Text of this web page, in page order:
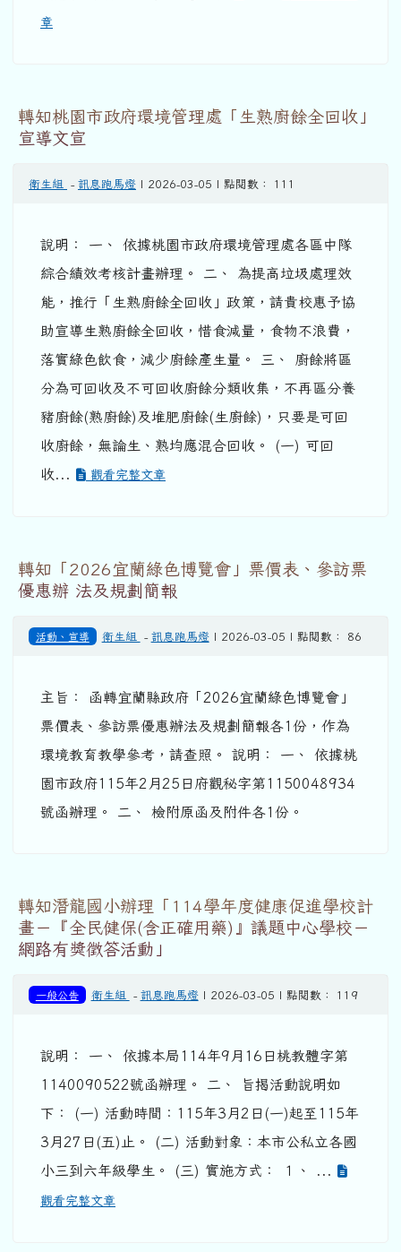
章
轉知桃園市政府環境管理處「生熟廚餘全回收」
宣導文宣
衛生組 - 訊息跑馬燈 | 2026-03-05 | 點閱數： 111
說明： 一、 依據桃園市政府環境管理處各區中隊
綜合績效考核計畫辦理。 二、 為提高垃圾處理效
能，推行「生熟廚餘全回收」政策，請貴校惠予協
助宣導生熟廚餘全回收，惜食減量，食物不浪費，
落實綠色飲食，減少廚餘產生量。 三、 廚餘將區
分為可回收及不可回收廚餘分類收集，不再區分養
豬廚餘(熟廚餘)及堆肥廚餘(生廚餘)，只要是可回
收廚餘，無論生、熟均應混合回收。 (一) 可回
收...
觀看完整文章
轉知「2026宜蘭綠色博覽會」票價表、參訪票
優惠辦 法及規劃簡報
活動、宣導 衛生組 - 訊息跑馬燈| 2026-03-05 | 點閱數： 86
主旨： 函轉宜蘭縣政府「2026宜蘭綠色博覽會」
票價表、參訪票優惠辦法及規劃簡報各1份，作為
環境教育教學參考，請查照。 說明： 一、 依據桃
園市政府115年2月25日府觀秘字第1150048934
號函辦理。 二、 檢附原函及附件各1份。
轉知潛龍國小辦理「114學年度健康促進學校計
畫－『全民健保(含正確用藥)』議題中心學校－
網路有獎徵答活動」
一般公告 衛生組 - 訊息跑馬燈| 2026-03-05 | 點閱數： 119
說明： 一、 依據本局114年9月16日桃教體字第
1140090522號函辦理。 二、 旨揭活動說明如
下： (一) 活動時間：115年3月2日(一)起至115年
3月27日(五)止。 (二) 活動對象：本市公私立各國
小三到六年級學生。 (三) 實施方式： １、 ...
觀看完整文章